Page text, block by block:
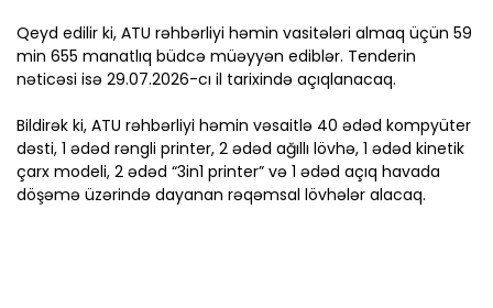
Qeyd edilir ki, ATU rəhbərliyi həmin vasitələri almaq üçün 59
min 655 manatlıq büdcə müəyyən ediblər. Tenderin
nəticəsi isə 29.07.2026-cı il tarixində açıqlanacaq.
Bildirək ki, ATU rəhbərliyi həmin vəsaitlə 40 ədəd kompyüter
dəsti, 1 ədəd rəngli printer, 2 ədəd ağıllı lövhə, 1 ədəd kinetik
çarx modeli, 2 ədəd “3in1 printer” və 1 ədəd açıq havada
döşəmə üzərində dayanan rəqəmsal lövhələr alacaq.